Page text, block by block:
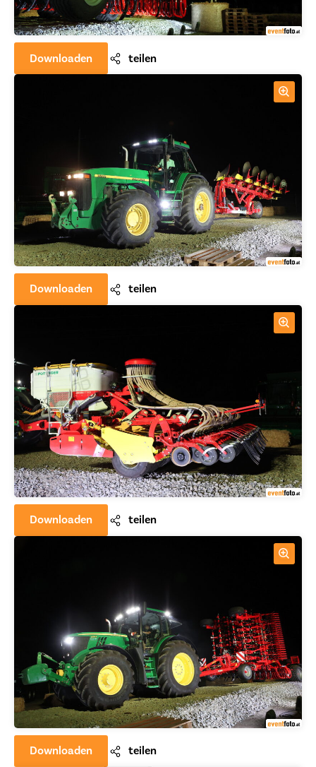
Downloaden teilen
Downloaden teilen
Downloaden teilen
Downloaden teilen